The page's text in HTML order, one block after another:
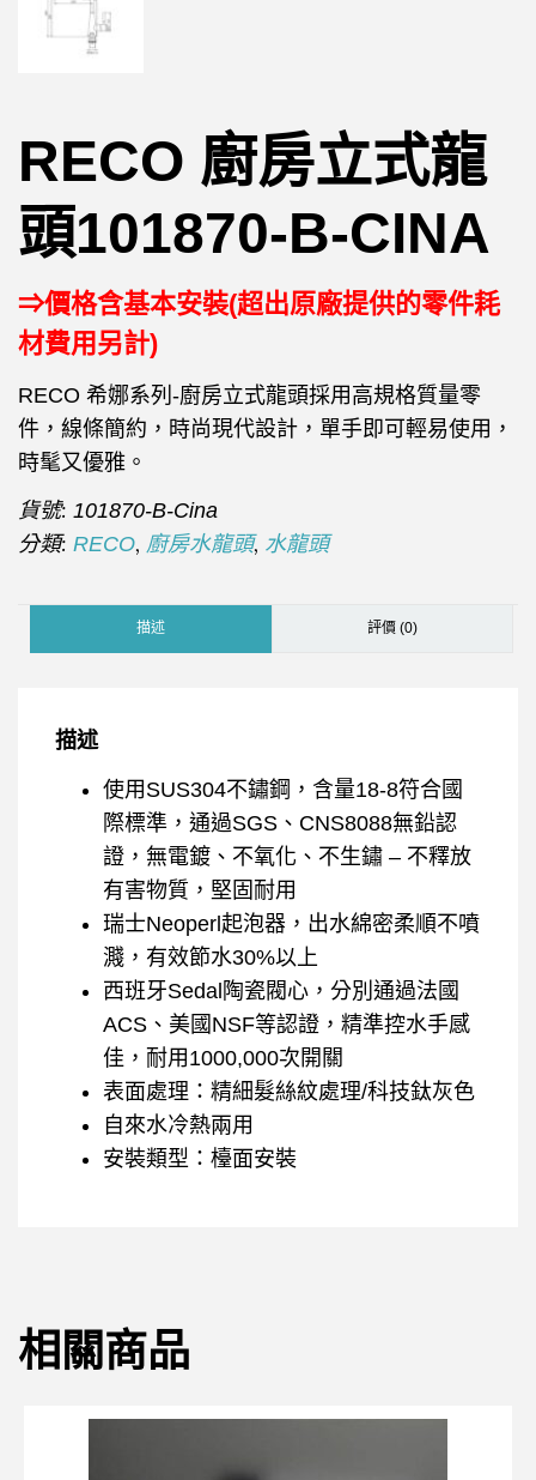
RECO 廚房立式龍
頭101870-B-CINA
⇒價格含基本安裝(超出原廠提供的零件耗
材費用另計)
RECO 希娜系列-廚房立式龍頭採用高規格質量零
件，線條簡約，時尚現代設計，單手即可輕易使用，
時髦又優雅。
貨號: 101870-B-Cina
分類: RECO, 廚房水龍頭, 水龍頭
描述 評價 (0)
描述
使用SUS304不鏽鋼，含量18-8符合國
際標準，通過SGS、CNS8088無鉛認
證，無電鍍、不氧化、不生鏽 – 不釋放
有害物質，堅固耐用
瑞士Neoperl起泡器，出水綿密柔順不噴
濺，有效節水30%以上
西班牙Sedal陶瓷閥心，分別通過法國
ACS、美國NSF等認證，精準控水手感
佳，耐用1000,000次開關
表面處理：精細髮絲紋處理/科技鈦灰色
自來水冷熱兩用
安裝類型：檯面安裝
相關商品